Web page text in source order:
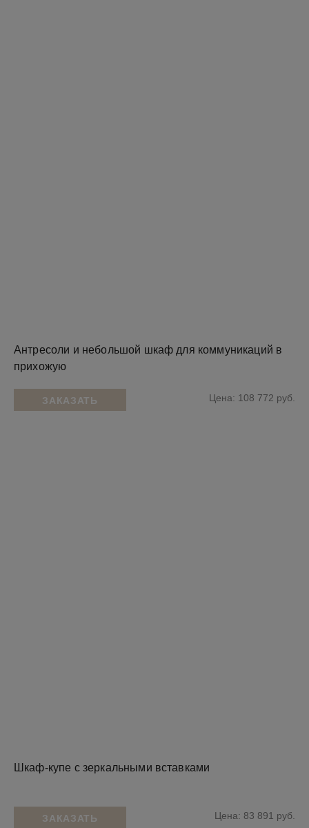
Антресоли и небольшой шкаф для коммуникаций в
прихожую
ЗАКАЗАТЬ Цена: 108 772 руб.
Шкаф-купе с зеркальными вставками
ЗАКАЗАТЬ Цена: 83 891 руб.